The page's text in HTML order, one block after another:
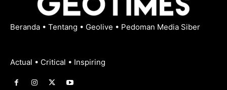
Beranda • Tentang • Geolive • Pedoman Media Siber
Actual • Critical • Inspiring